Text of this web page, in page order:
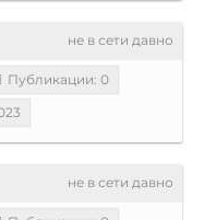
не в сети давно
Публикации: 0
не в сети давно